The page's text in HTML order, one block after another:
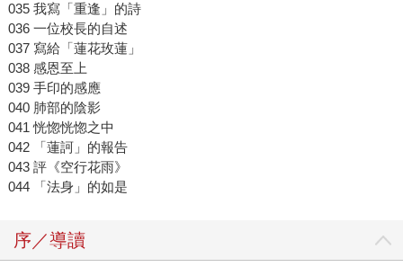
035 我寫「重逢」的詩
036 一位校長的自述
037 寫給「蓮花玫蓮」
038 感恩至上
039 手印的感應
040 肺部的陰影
041 恍惚恍惚之中
042 「蓮訶」的報告
043 評《空行花雨》
044 「法身」的如是
序／導讀